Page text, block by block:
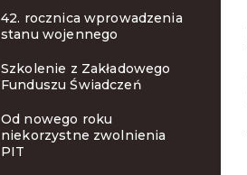
42. rocznica wprowadzenia
stanu wojennego
Szkolenie z Zakładowego
Funduszu Świadczeń
Od nowego roku
niekorzystne zwolnienia
PIT